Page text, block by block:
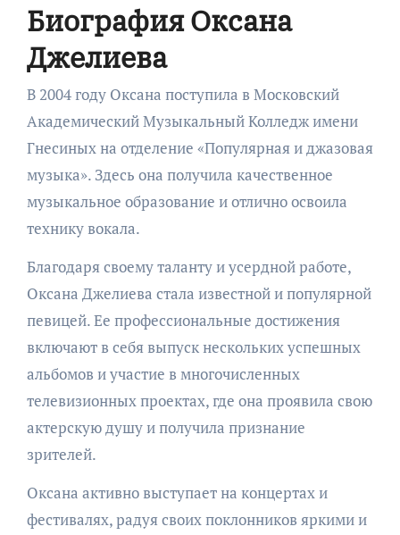
Биография Оксана
Джелиева
В 2004 году Оксана поступила в Московский
Академический Музыкальный Колледж имени
Гнесиных на отделение «Популярная и джазовая
музыка». Здесь она получила качественное
музыкальное образование и отлично освоила
технику вокала.
Благодаря своему таланту и усердной работе,
Оксана Джелиева стала известной и популярной
певицей. Ее профессиональные достижения
включают в себя выпуск нескольких успешных
альбомов и участие в многочисленных
телевизионных проектах, где она проявила свою
актерскую душу и получила признание
зрителей.
Оксана активно выступает на концертах и
фестивалях, радуя своих поклонников яркими и